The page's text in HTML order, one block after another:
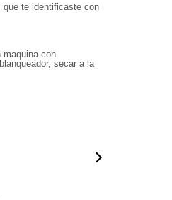
que te identificaste con
maquina con
secar a la